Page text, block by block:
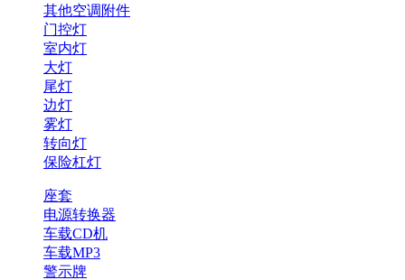
其他空调附件
门控灯
室内灯
大灯
尾灯
边灯
雾灯
转向灯
保险杠灯
座套
电源转换器
车载CD机
车载MP3
警示牌